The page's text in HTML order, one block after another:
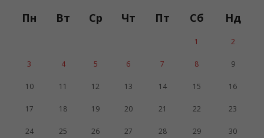
Пн Вт Ср Чт Пт Сб Нд
1 2
3 4 5 6 7 8 9
10 11 12 13 14 15 16
17 18 19 20 21 22 23
24 25 26 27 28 29 30